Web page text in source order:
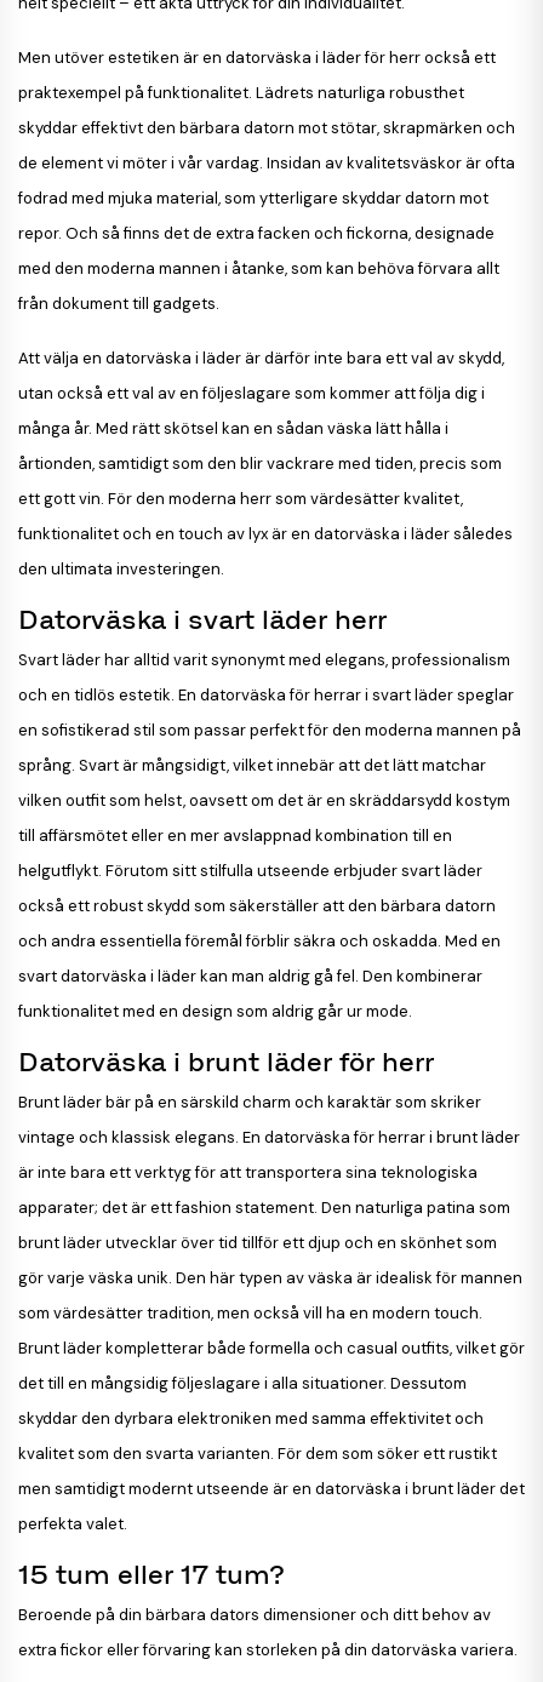
Men utöver estetiken är en datorväska i läder för herr också ett
praktexempel på funktionalitet. Lädrets naturliga robusthet
skyddar effektivt den bärbara datorn mot stötar, skrapmärken och
de element vi möter i vår vardag. Insidan av kvalitetsväskor är ofta
fodrad med mjuka material, som ytterligare skyddar datorn mot
repor. Och så finns det de extra facken och fickorna, designade
med den moderna mannen i åtanke, som kan behöva förvara allt
från dokument till gadgets.
Att välja en datorväska i läder är därför inte bara ett val av skydd,
utan också ett val av en följeslagare som kommer att följa dig i
många år. Med rätt skötsel kan en sådan väska lätt hålla i
årtionden, samtidigt som den blir vackrare med tiden, precis som
ett gott vin. För den moderna herr som värdesätter kvalitet,
funktionalitet och en touch av lyx är en datorväska i läder således
den ultimata investeringen.
Datorväska i svart läder herr
Svart läder har alltid varit synonymt med elegans, professionalism
och en tidlös estetik. En datorväska för herrar i svart läder speglar
en sofistikerad stil som passar perfekt för den moderna mannen på
språng. Svart är mångsidigt, vilket innebär att det lätt matchar
vilken outfit som helst, oavsett om det är en skräddarsydd kostym
till affärsmötet eller en mer avslappnad kombination till en
helgutflykt. Förutom sitt stilfulla utseende erbjuder svart läder
också ett robust skydd som säkerställer att den bärbara datorn
och andra essentiella föremål förblir säkra och oskadda. Med en
svart datorväska i läder kan man aldrig gå fel. Den kombinerar
funktionalitet med en design som aldrig går ur mode.
Datorväska i brunt läder för herr
Brunt läder bär på en särskild charm och karaktär som skriker
vintage och klassisk elegans. En datorväska för herrar i brunt läder
är inte bara ett verktyg för att transportera sina teknologiska
apparater; det är ett fashion statement. Den naturliga patina som
brunt läder utvecklar över tid tillför ett djup och en skönhet som
gör varje väska unik. Den här typen av väska är idealisk för mannen
som värdesätter tradition, men också vill ha en modern touch.
Brunt läder kompletterar både formella och casual outfits, vilket gör
det till en mångsidig följeslagare i alla situationer. Dessutom
skyddar den dyrbara elektroniken med samma effektivitet och
kvalitet som den svarta varianten. För dem som söker ett rustikt
men samtidigt modernt utseende är en datorväska i brunt läder det
perfekta valet.
15 tum eller 17 tum?
Beroende på din bärbara dators dimensioner och ditt behov av
extra fickor eller förvaring kan storleken på din datorväska variera.